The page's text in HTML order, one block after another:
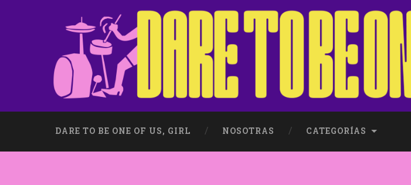
DARE TO BE ONE OF US, GIRL NOSOTRAS CATEGORÍAS